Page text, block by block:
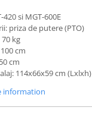
si MGT-600E
priza de putere (PTO)
kg
cm
cm
114x66x59 cm (Lxlxh)
information